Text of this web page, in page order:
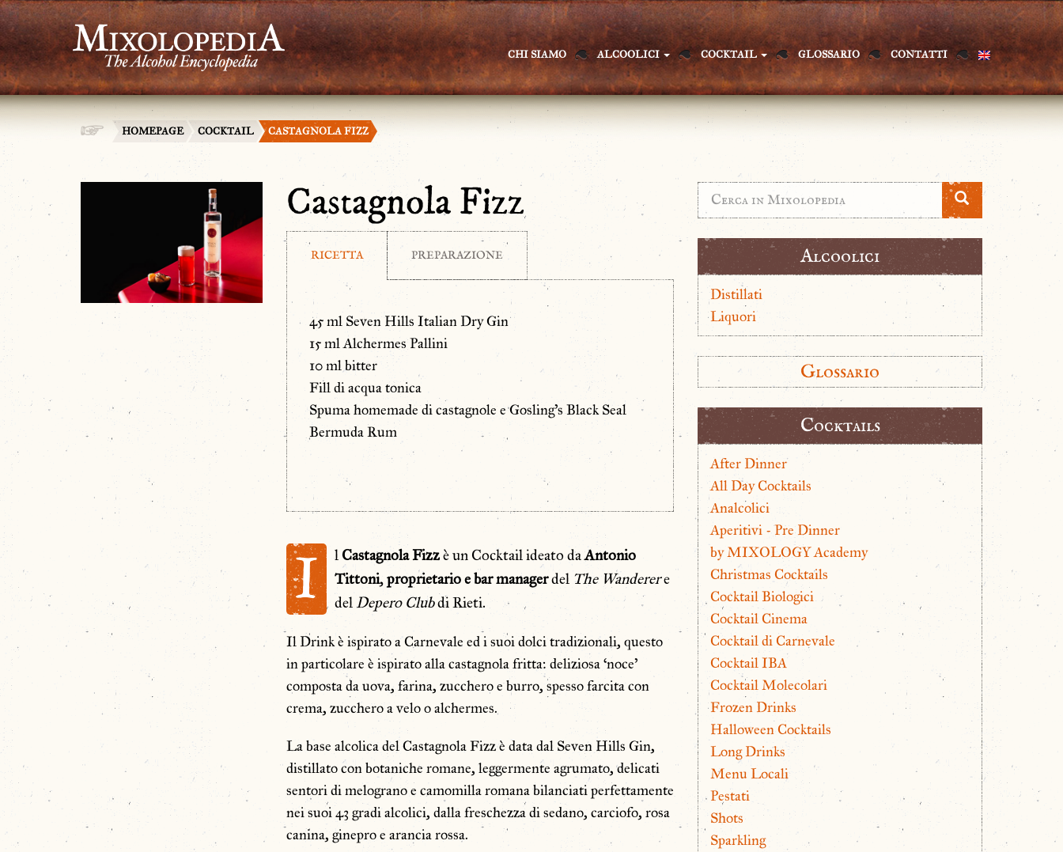
CHI SIAMO ALCOOLICI COCKTAIL GLOSSARIO CONTATTI
HOMEPAGE COCKTAIL CASTAGNOLA FIZZ
Castagnola Fizz
RICETTA PREPARAZIONE
45 ml Seven Hills Italian Dry Gin
15 ml Alchermes Pallini
10 ml bitter
Fill di acqua tonica
Spuma homemade di castagnole e Gosling’s Black Seal
Bermuda Rum
I l CastagnolaFizzè un Cocktail ideato daAntonio
Tittoni,proprietario ebar managerdelThe Wanderere
del Depero Clubdi Rieti.
Il Drink è ispirato a Carnevale ed i suoi dolci tradizionali, questo
in particolare è ispirato alla castagnola fritta: deliziosa ‘noce’
composta da uova, farina, zucchero e burro, spesso farcita con
crema, zucchero a velo o alchermes.
La base alcolica del Castagnola Fizz è data dal Seven Hills Gin,
distillato con botaniche romane, leggermente agrumato, delicati
sentori di melograno e camomilla romana bilanciati perfettamente
nei suoi 43 gradi alcolici, dalla freschezza di sedano, carciofo, rosa
canina, ginepro e arancia rossa.
Alcoolici
Distillati
Liquori
Glossario
Cocktails
After Dinner
All Day Cocktails
Analcolici
Aperitivi - Pre Dinner
by MIXOLOGY Academy
Christmas Cocktails
Cocktail Biologici
Cocktail Cinema
Cocktail di Carnevale
Cocktail IBA
Cocktail Molecolari
Frozen Drinks
Halloween Cocktails
Long Drinks
Menu Locali
Pestati
Shots
Sparkling